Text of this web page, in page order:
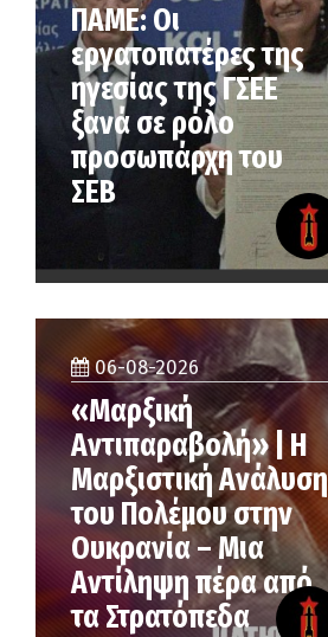
ΠΑΜΕ: Οι
εργατοπατέρες της
ηγεσίας της ΓΣΕΕ
ξανά σε ρόλο
προσωπάρχη του
ΣΕΒ
06-08-2026
«Μαρξική
Αντιπαραβολή» | Η
Μαρξιστική Ανάλυση
του Πολέμου στην
Ουκρανία – Μια
Αντίληψη πέρα από
τα Στρατόπεδα